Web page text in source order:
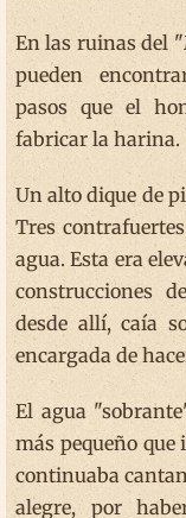
En las ruinas del
pueden
pasos que el
fabricar la harina.
Un alto dique de
Tres
agua. Esta era
construcciones
desde allí, caía
encargada de
El agua
más pequeño que
continuaba
alegre, por